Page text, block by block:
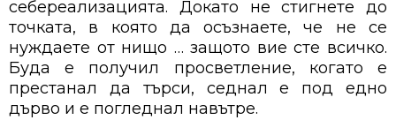
себереализацията. Докато не стигнете до
точката, в която да осъзнаете, че не се
нуждаете от нищо … защото вие сте всичко.
Буда е получил просветление, когато е
престанал да търси, седнал е под едно
дърво и е погледнал навътре.